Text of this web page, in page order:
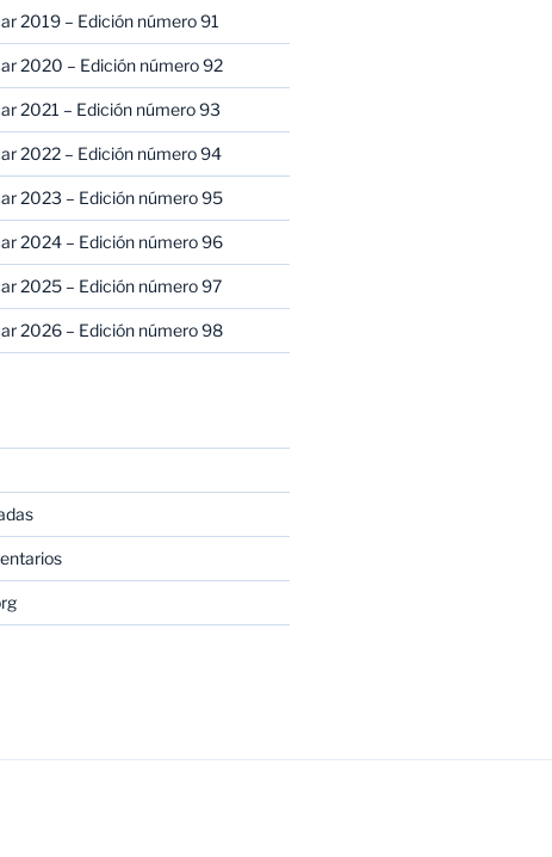
2019 – Edición número 91
2020 – Edición número 92
2021 – Edición número 93
2022 – Edición número 94
2023 – Edición número 95
2024 – Edición número 96
2025 – Edición número 97
2026 – Edición número 98